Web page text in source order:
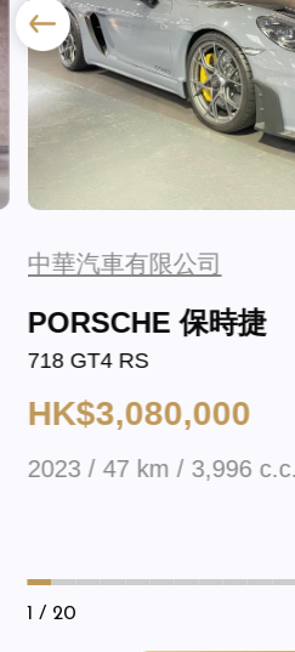
中華汽車有限公司
PORSCHE 保時捷
718 GT4 RS
HK$3,080,000
2023 / 47 km / 3,996 c.c.
1 / 20